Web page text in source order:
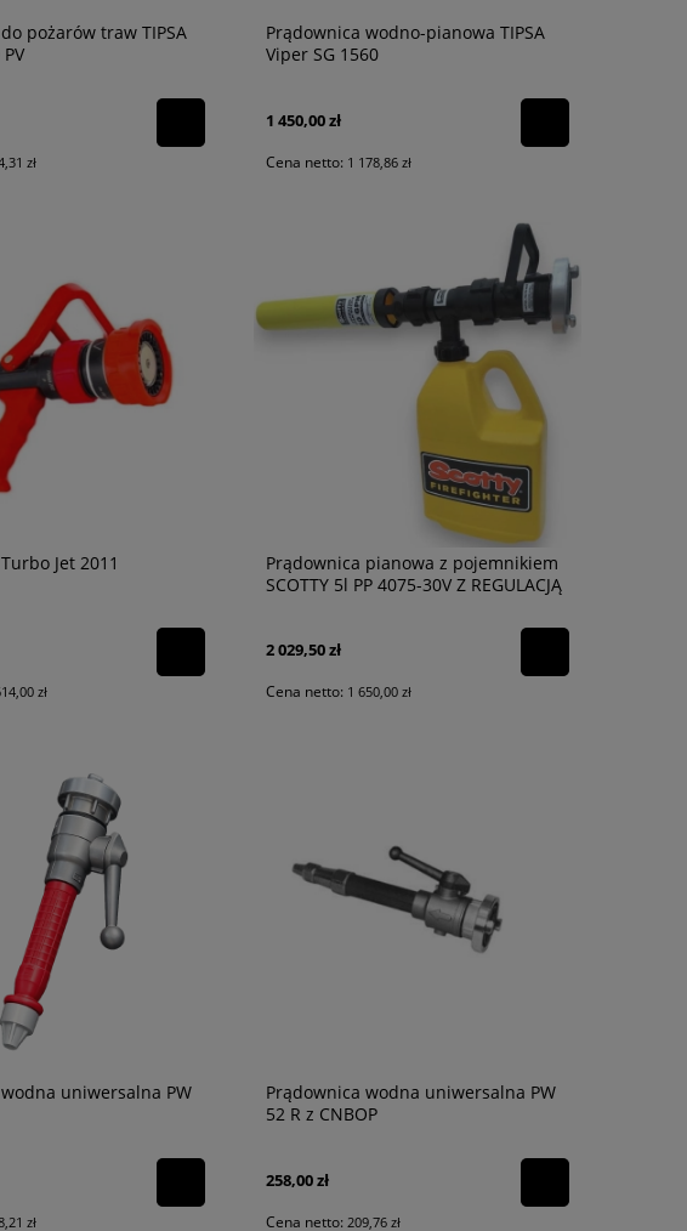
nr 1 Półka na pachołki ostrzegawcze
PSK-36RG PLUS
99,00 zł
pożarów traw TIPSA
zł
Prądownica wodno-pianowa TIPSA
Viper SG 1560
1 450,00 zł
Cena netto: 1 178,86 zł
Jet 2011
zł
Prądownica pianowa z pojemnikiem
SCOTTY 5l PP 4075-30V Z REGULACJĄ
2 029,50 zł
Cena netto: 1 650,00 zł
uniwersalna PW
zł
Prądownica wodna uniwersalna PW
52 R z CNBOP
258,00 zł
Cena netto: 209,76 zł